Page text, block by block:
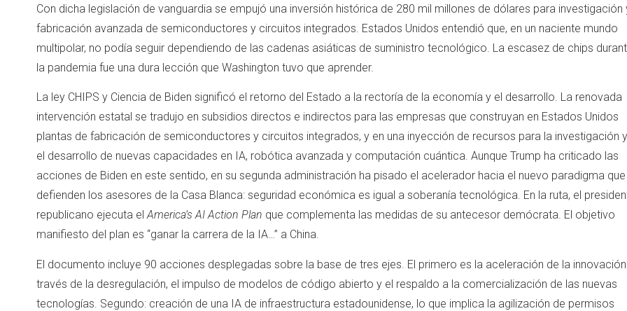
Con dicha legislación de vanguardia se empujó una inversión histórica de 280 mil millones de dólares para investigación
fabricación avanzada de semiconductores y circuitos integrados. Estados Unidos entendió que, en un naciente mundo
multipolar, no podía seguir dependiendo de las cadenas asiáticas de suministro tecnológico. La escasez de chips
la pandemia fue una dura lección que Washington tuvo que aprender.
La ley CHIPS y Ciencia de Biden significó el retorno del Estado a la rectoría de la economía y el desarrollo. La renovada
intervención estatal se tradujo en subsidios directos e indirectos para las empresas que construyan en Estados Unidos
plantas de fabricación de semiconductores y circuitos integrados, y en una inyección de recursos para la investigación y
el desarrollo de nuevas capacidades en IA, robótica avanzada y computación cuántica. Aunque Trump ha criticado las
acciones de Biden en este sentido, en su segunda administración ha pisado el acelerador hacia el nuevo paradigma que
defienden los asesores de la Casa Blanca: seguridad económica es igual a soberanía tecnológica. En la ruta, el
republicano ejecuta elAmerica’s AI Action Plan que complementa las medidas de su antecesor demócrata. El objetivo
manifiesto del plan es “ganar la carrera de la IA…” a China.
El documento incluye 90 acciones desplegadas sobre la base de tres ejes. El primero es la aceleración de la
través de la desregulación, el impulso de modelos de código abierto y el respaldo a la comercialización de las nuevas
tecnologías. Segundo: creación de una IA de infraestructura estadounidense, lo que implica la agilización de permisos